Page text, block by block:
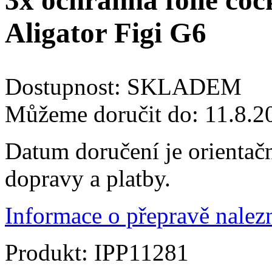
Aligator Figi G6
Dostupnost: SKLADEM
Můžeme doručit do:
Datum doručení je
dopravy a platby.
Informace o přepravě
Produkt: IPP11281